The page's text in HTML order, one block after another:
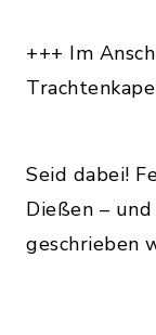
+++ Im
Seid dabei!
Dießen –
geschrieben